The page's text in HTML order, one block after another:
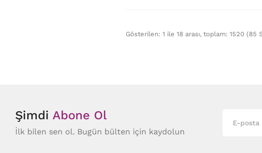
Gösterilen: 1 ile 18 arası, toplam: 1520 (85
Şimdi Abone Ol
İlk bilen sen ol. Bugün bülten için kaydolun